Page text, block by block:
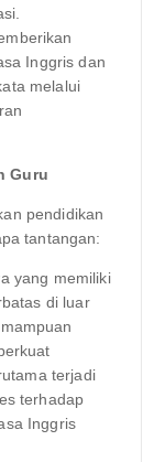
Inggris dan
melalui
Guru
pendidikan
tantangan:
yang memiliki
di luar
terjadi
terhadap
Inggris